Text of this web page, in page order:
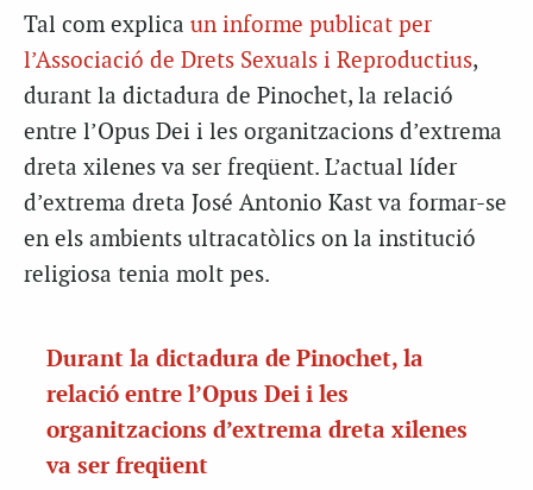
Tal com explica un informe publicat per
l’Associació de Drets Sexuals i Reproductius,
durant la dictadura de Pinochet, la relació
entre l’Opus Dei i les organitzacions d’extrema
dreta xilenes va ser freqüent. L’actual líder
d’extrema dreta José Antonio Kast va formar-se
en els ambients ultracatòlics on la institució
religiosa tenia molt pes.
Durant la dictadura de Pinochet, la
relació entre l’Opus Dei i les
organitzacions d’extrema dreta xilenes
va ser freqüent